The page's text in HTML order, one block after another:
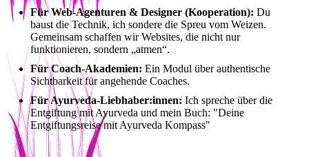
Für Web-Agenturen & Designer (Kooperation): Du
baust die Technik, ich sondere die Spreu vom Weizen.
Gemeinsam schaffen wir Websites, die nicht nur
funktionieren, sondern „atmen“.
Für Coach-Akademien: Ein Modul über authentische
Sichtbarkeit für angehende Coaches.
Für Ayurveda-Liebhaber:innen: Ich spreche über die
Entgiftung mit Ayurveda und mein Buch: "Deine
Entgiftungsreise mit Ayurveda Kompass"